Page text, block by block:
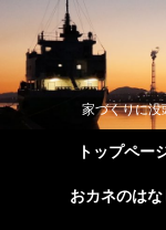
家づくりに没
トップペー
おカネのはな